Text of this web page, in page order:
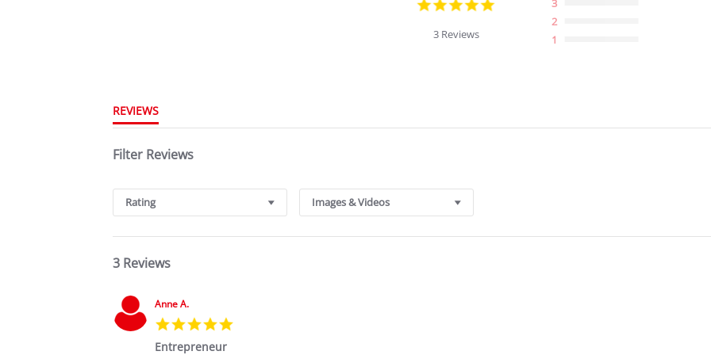
3 Reviews
3
2
1
REVIEWS
Filter Reviews
Rating Images & Videos
3 Reviews
Anne A.
Entrepreneur